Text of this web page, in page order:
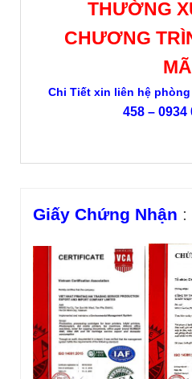
THƯỜNG
CHƯƠNG
Chi Tiết xin liên hệ phòng
458 – 0934
Giấy Chứng Nhận :